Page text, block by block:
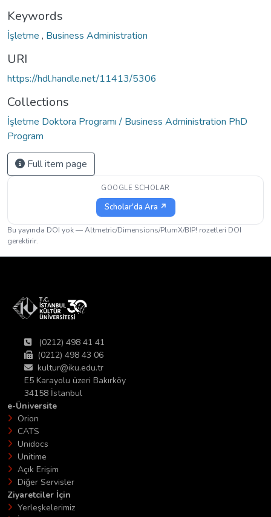
Keywords
İşletme , Business Administration
URI
https://hdl.handle.net/11413/5306
Collections
İşletme Doktora Programı / Business Administration PhD
Program
Full item page
GOOGLE SCHOLAR
Scholar'da Ara ↗
Bu yayında DOI yok — Altmetric/Dimensions/PlumX/BIP! rozetleri DOI
gerektirir.
(0212) 498 41 41
(0212) 498 43 06
kultur@iku.edu.tr
E5 Karayolu üzeri Bakırköy
34158 İstanbul
e-Üniversite
Orion
CATS
Unidocs
Unitime
Açık Erişim
Diğer Servisler
Ziyaretciler İçin
Yerleşkelerimiz